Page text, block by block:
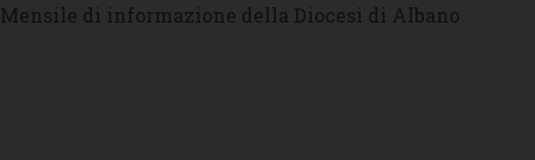
Mensile di informazione della Diocesi di Albano